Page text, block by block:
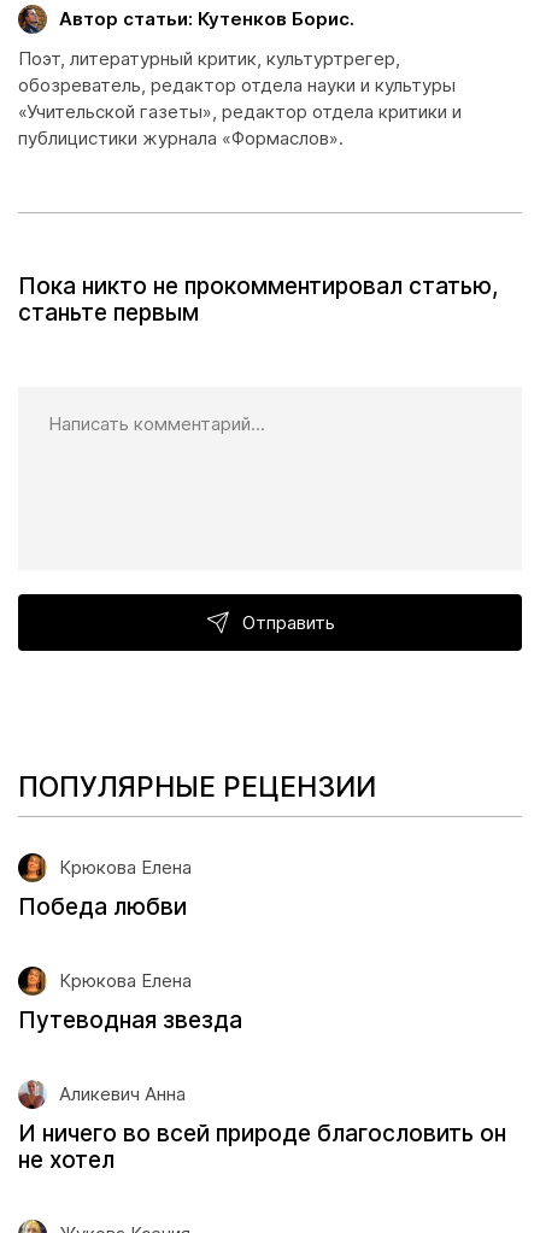
Автор статьи: Кутенков Борис.
Поэт, литературный критик, культуртрегер,
обозреватель, редактор отдела науки и культуры
«Учительской газеты», редактор отдела критики и
публицистики журнала «Формаслов».
Пока никто не прокомментировал статью,
станьте первым
Отправить
ПОПУЛЯРНЫЕ РЕЦЕНЗИИ
Крюкова Елена
Победа любви
Крюкова Елена
Путеводная звезда
Аликевич Анна
И ничего во всей природе благословить он
не хотел